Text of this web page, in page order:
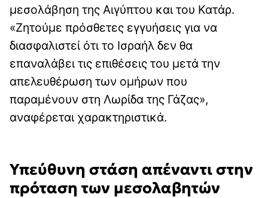
μεσολάβηση της Αιγύπτου και του Κατάρ.
«Ζητούμε πρόσθετες εγγυήσεις για να
διασφαλιστεί ότι το Ισραήλ δεν θα
επαναλάβει τις επιθέσεις του μετά την
απελευθέρωση των ομήρων που
παραμένουν στη Λωρίδα της Γάζας»,
αναφέρεται χαρακτηριστικά.
Υπεύθυνη στάση απέναντι στην
πρόταση των μεσολαβητών